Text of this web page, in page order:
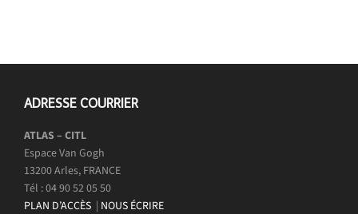
ADRESSE COURRIER
ATLAS – CITL
Espace Van Gogh
13200 Arles, FRANCE
Tél : 04 90 52 05 50
PLAN D’ACCÈS | NOUS ÉCRIRE